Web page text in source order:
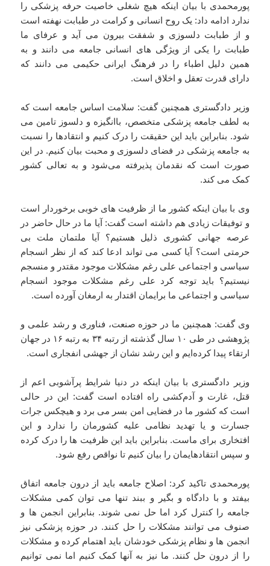
پورمحمدی با بیان اینکه هیچ شغلی خاصیت حرفه پزشکی را
ندارد ادامه داد: یک روح انسانی و کرامت در طبابت نهفته است
و از طبابت دلسوزی و شفقت بیرون می آید و عرفای ما
طبابت را یکی از ویژگی های انسانی جامعه می دانند و به
همین دلیل اطباء را در فرهنگ ایرانی حکیمی می دانند که
دارای قدرت تعقل و اخلاق است.
وزیر دادگستری همچنین گفت: سلامت اساس جامعه است که
به لطف جامعه پزشکی متخصص، باانگیزه و دلسوز تامین می
شود. بنابراین باید این حقیقت را درک کنیم و انتقادها را نسبت
به جامعه پزشکی در فضای دلسوزی و محبت بیان کنیم. در این
صورت است که نقدمان پذیرفته می‌شود و به تعالی کشور
کمک می کند.
وی با بیان اینکه کشور ما از ظرفیت های خوبی برخوردار است
و توفیقات زیادی هم داشته است گفت: آیا ما در حال حاضر در
عرصه جهانی کشوری ذلیل هستیم؟ آیا ملتمان ملت بی
حرمتی است؟ آیا کسی می تواند ادعا کند که از نظر انسجام
سیاسی و اجتماعی علی رغم مشکلات موجود مقتدر و منسجم
نیستیم؟ باید توجه کرد علی رغم مشکلات موجود انسجام
سیاسی و اجتماعی ما برایمان اقتدار به ارمغان آورده است.
وی گفت: همچنین ما در حوزه صنعت، فناوری و رشد علمی و
پژوهشی در طی ۱۰ سال گذشته از رتبه ۳۴ به رتبه ۱۶ در جهان
ارتقاء پیدا کرده‌ایم و این رشد نشان از جهشی انفجاری است.
وزیر دادگستری با بیان اینکه در دنیا شرایط پرآشوبی اعم از
قتل، غارت و آدم‌کشی راه افتاده است گفت: این در حالی
است که کشور ما در فضایی امن بسر می برد و هیچکس جرات
جسارت و یا تهدید نظامی علیه کشورمان را ندارد و این
افتخاری برای ماست. بنابراین باید این ظرفیت ها را درک کرده
و سپس انتقادهایمان را بیان کنیم تا نواقص رفع شود.
پورمحمدی تاکید کرد: اصلاح جامعه باید از درون جامعه اتفاق
بیفتد و با دادگاه و بگیر و ببند تنها می توان کمی مشکلات
جامعه را کنترل کرد اما حل نمی شوند. بنابراین انجمن ها و
صنوف می توانند مشکلات را حل کنند. در حوزه پزشکی نیز
انجمن ها و نظام پزشکی خودشان باید اهتمام کرده و مشکلات
را از درون حل کنند. ما نیز به آنها کمک کنیم اما نمی توانیم